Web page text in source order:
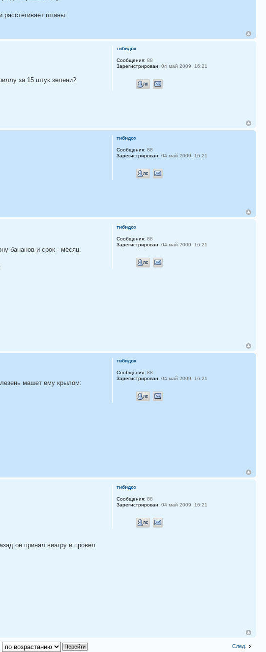
штаны:
за 15 штук зелени?
тибидох
Сообщения: 88
Зарегистрирован: 04 май 2009, 16:21
тибидох
Сообщения: 88
Зарегистрирован: 04 май 2009, 16:21
бананов и срок - месяц.
тибидох
Сообщения: 88
Зарегистрирован: 04 май 2009, 16:21
машет ему крылом:
тибидох
Сообщения: 88
Зарегистрирован: 04 май 2009, 16:21
он принял виагру и провел
тибидох
Сообщения: 88
Зарегистрирован: 04 май 2009, 16:21
След.